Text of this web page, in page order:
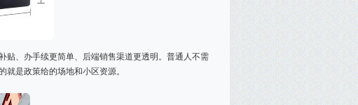
贴、办手续更简单、后端销售渠道更透明。普通人不需
是政策给的场地和小区资源。